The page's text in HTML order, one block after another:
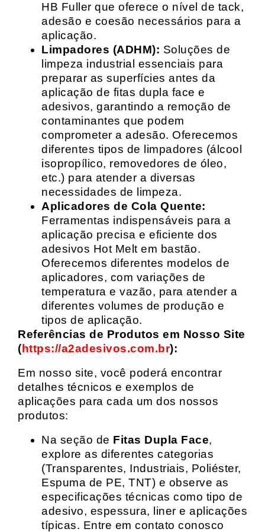
HB Fuller que oferece o nível de tack,
adesão e coesão necessários para a
aplicação.
Limpadores (ADHM): Soluções de
limpeza industrial essenciais para
preparar as superfícies antes da
aplicação de fitas dupla face e
adesivos, garantindo a remoção de
contaminantes que podem
comprometer a adesão. Oferecemos
diferentes tipos de limpadores (álcool
isopropílico, removedores de óleo,
etc.) para atender a diversas
necessidades de limpeza.
Aplicadores de Cola Quente:
Ferramentas indispensáveis para a
aplicação precisa e eficiente dos
adesivos Hot Melt em bastão.
Oferecemos diferentes modelos de
aplicadores, com variações de
temperatura e vazão, para atender a
diferentes volumes de produção e
tipos de aplicação.
Referências de Produtos em Nosso Site
(https://a2adesivos.com.br):
Em nosso site, você poderá encontrar
detalhes técnicos e exemplos de
aplicações para cada um dos nossos
produtos:
Na seção de Fitas Dupla Face,
explore as diferentes categorias
(Transparentes, Industriais, Poliéster,
Espuma de PE, TNT) e observe as
especificações técnicas como tipo de
adesivo, espessura, liner e aplicações
típicas. Entre em contato conosco